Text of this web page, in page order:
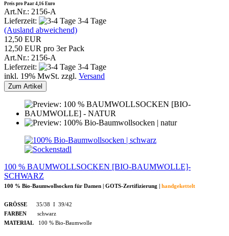
Preis pro Paar 4,16 Euro
Art.Nr.: 2156-A
Lieferzeit:
3-4 Tage
(Ausland abweichend)
12,50 EUR
12,50 EUR pro 3er Pack
Art.Nr.: 2156-A
Lieferzeit:
3-4 Tage
inkl. 19% MwSt. zzgl. Versand
Zum Artikel
100 % BAUMWOLLSOCKEN [BIO-BAUMWOLLE]-
SCHWARZ
100 % Bio-Baumwollsocken für Damen | GOTS-Zertifizierung | handgekettelt
GRÖSSE 35/38 I 39/42
FARBEN schwarz
MATERIAL 100 % Bio-Baumwolle